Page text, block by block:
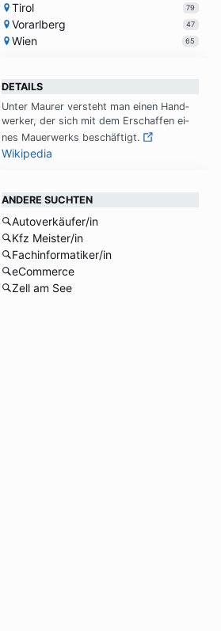
Tirol 79
Vorarlberg 47
Wien 65
DETAILS
Un­ter Mau­rer ver­steht man einen Hand­
wer­ker, der sich mit dem Er­schaf­fen ei­
nes Mau­er­werks be­schäf­tigt.
Wikipedia
ANDERE SUCHTEN
Autoverkäufer/in
Kfz Meister/in
Fachinformatiker/in
eCommerce
Zell am See